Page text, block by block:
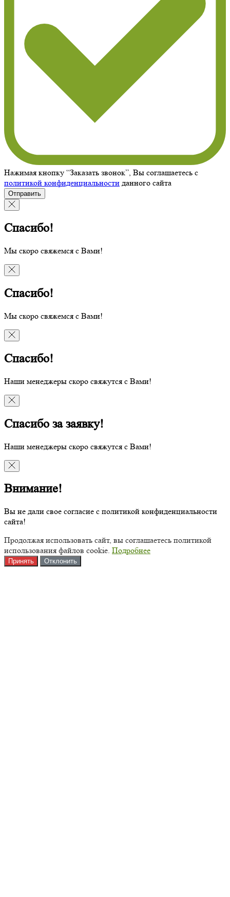
Нажимая кнопку “Заказать звонок”, Вы соглашаетесь с
политикой конфиденциальности данного сайта
Отправить
Спасибо!
Мы скоро свяжемся с Вами!
Спасибо!
Мы скоро свяжемся с Вами!
Спасибо!
Наши менеджеры скоро свяжутся с Вами!
Спасибо за заявку!
Наши менеджеры скоро свяжутся с Вами!
Внимание!
Вы не дали свое согласие с политикой конфиденциальности
сайта!
Продолжая использовать сайт, вы соглашаетесь политикой
использования файлов cookie. Подробнее
Принять Отклонить